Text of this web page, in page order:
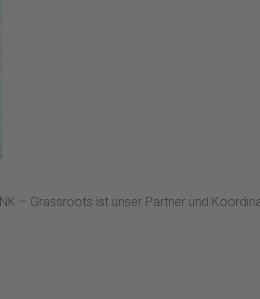
– Grassroots ist unser Partner und